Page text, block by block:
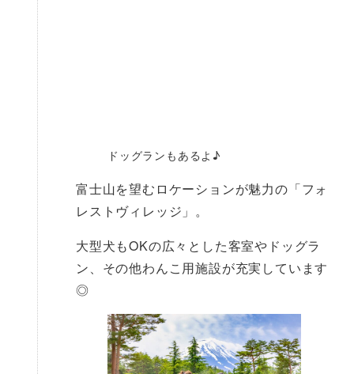
ドッグランもあるよ♪
富士山を望むロケーションが魅力の「フォ
レストヴィレッジ」。
大型犬もOKの広々とした客室やドッグラ
ン、その他わんこ用施設が充実しています
◎